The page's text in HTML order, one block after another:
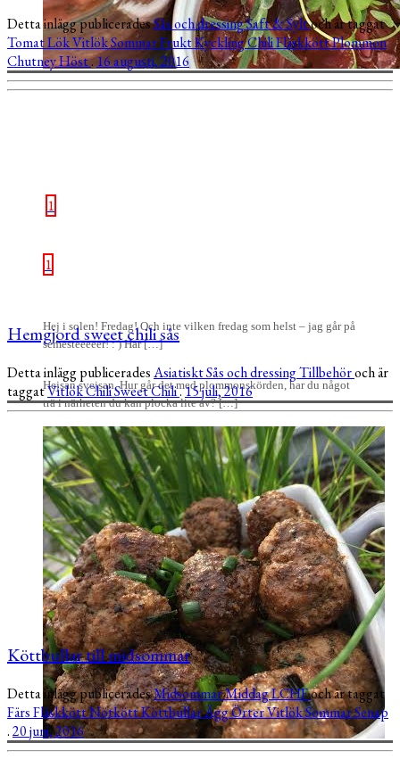
1
Hejsan svejsan, Hur går det med plommonskörden, har du något
trä i närheten du kan plocka lite av? […]
Detta inlägg publiceradesSås och dressingSaft & Syltoch är taggat
TomatLökVitlökSommarFruktKycklingChiliFläskköttPlommon
ChutneyHöst.16 augusti, 2016
1
Hej i solen! Fredag! Och inte vilken fredag som helst – jag går på
semesteeeeer! : ) Har […]
Hemgjord sweet chili sås
Detta inlägg publiceradesAsiatisktSås och dressingTillbehöroch är
taggatVitlökChiliSweet Chili.15 juli, 2016
Köttbullar till midsommar
Detta inlägg publiceradesMidsommarMiddagLCHFoch är taggat
FärsFläskköttNötköttKöttbullarÄggÖrterVitlökSommarSenap
.20 juni, 2016